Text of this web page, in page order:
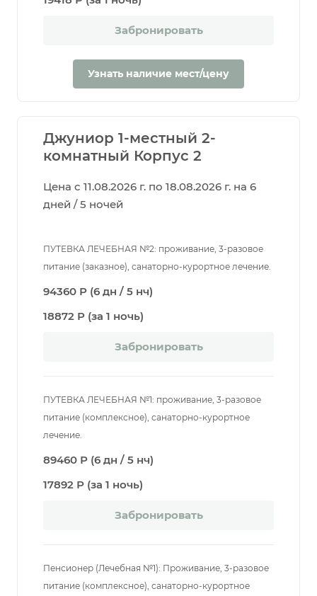
Забронировать
Узнать наличие мест/цену
Джуниор 1-местный 2-
комнатный Корпус 2
Цена с 11.08.2026 г. по 18.08.2026 г. на 6
дней / 5 ночей
ПУТЕВКА ЛЕЧЕБНАЯ №2: проживание, 3-разовое
питание (заказное), санаторно-курортное лечение.
94360 Р (6 дн / 5 нч)
18872 Р (за 1 ночь)
Забронировать
ПУТЕВКА ЛЕЧЕБНАЯ №1: проживание, 3-разовое
питание (комплексное), санаторно-курортное
лечение.
89460 Р (6 дн / 5 нч)
17892 Р (за 1 ночь)
Забронировать
Пенсионер (Лечебная №1): Проживание, 3-разовое
питание (комплексное), санаторно-курортное